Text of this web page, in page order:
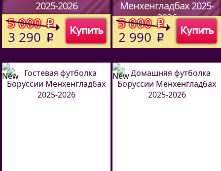
2025-2026
(Код:00)
Купить
5 000o
3 290 o
Менхенгладбах 2025-
2026
(Код:513970114 Купить
5 000o
2 990 o